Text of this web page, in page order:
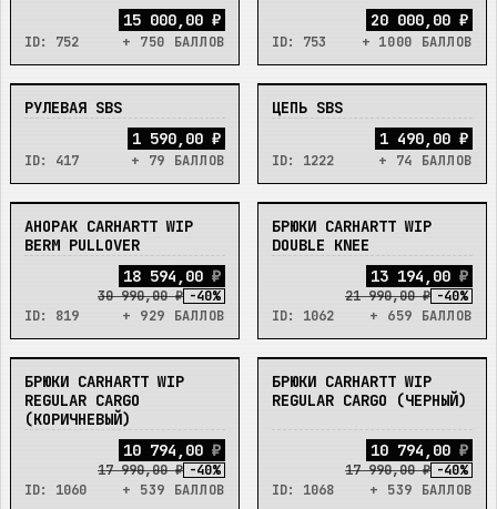
ID: 752
15 000,00 ₽
+ 750 БАЛЛОВ ID: 753
20 000,00 ₽
+ 1000 БАЛЛОВ
В_НАЛИЧИИ
РУЛЕВАЯ SBS
ID: 417
1 590,00 ₽
+ 79 БАЛЛОВ
В_НАЛИЧИИ
ЦЕПЬ SBS
ID: 1222
1 490,00 ₽
+ 74 БАЛЛОВ
В_НАЛИЧИИ
АНОРАК CARHARTT WIP
BERM PULLOVER
ID: 819
18 594 ,00 ₽
30 990,00 ₽ -40%
+ 929 БАЛЛОВ
В_НАЛИЧИИ
БРЮКИ CARHARTT WIP
DOUBLE KNEE
ID: 1062
13 194 ,00 ₽
21 990,00 ₽ -40%
+ 659 БАЛЛОВ
В_НАЛИЧИИ
БРЮКИ CARHARTT WIP
REGULAR CARGO
(КОРИЧНЕВЫЙ)
ID: 1060
10 794 ,00 ₽
17 990,00 ₽ -40%
+ 539 БАЛЛОВ
В_НАЛИЧИИ
БРЮКИ CARHARTT WIP
REGULAR CARGO (ЧЕРНЫЙ)
ID: 1068
10 794 ,00 ₽
17 990,00 ₽ -40%
+ 539 БАЛЛОВ